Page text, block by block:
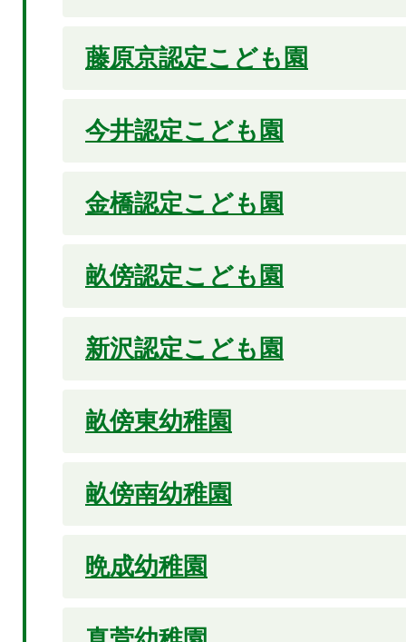
藤原京認定こども園
今井認定こども園
金橋認定こども園
畝傍認定こども園
新沢認定こども園
畝傍東幼稚園
畝傍南幼稚園
晩成幼稚園